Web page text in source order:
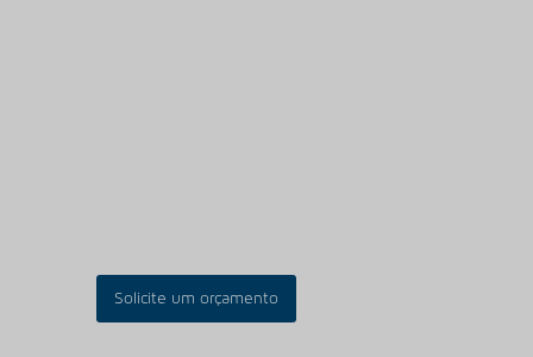
Solicite um orçamento